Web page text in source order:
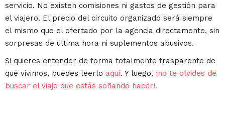
servicio. No existen comisiones ni gastos de gestión para
el viajero. El precio del circuito organizado será siempre
el mismo que el ofertado por la agencia directamente, sin
sorpresas de última hora ni suplementos abusivos.
Si quieres entender de forma totalmente trasparente de
qué vivimos, puedes leerlo aquí. Y luego, ¡no te olvides de
buscar el viaje que estás soñando hacer!.